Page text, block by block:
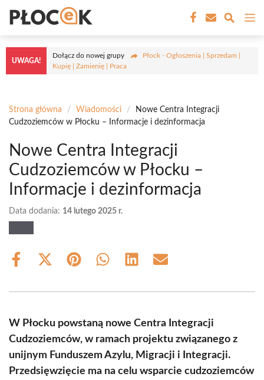
treści
UWAGA!
Dołącz do nowej grupy
Płock - Ogłoszenia | Sprzedam |
Kupię | Zamienię | Praca
Strona główna / Wiadomości /
Nowe Centra Integracji
Cudzoziemców w Płocku – Informacje i dezinformacja
Nowe Centra Integracji
Cudzoziemców w Płocku –
Informacje i dezinformacja
Data dodania: 14 lutego 2025 r.
Share
Share
(Twitter)
Share Share Share Share
W Płocku powstaną nowe Centra Integracji
Cudzoziemców, w ramach projektu związanego z
unijnym Funduszem Azylu, Migracji i Integracji.
Przedsięwzięcie ma na celu wsparcie cudzoziemców